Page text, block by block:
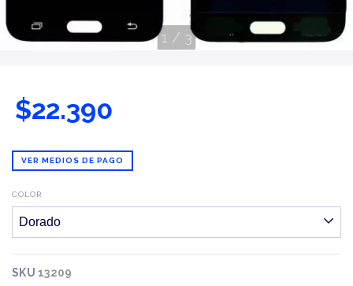
1 / 3
$22.390
VER MEDIOS DE PAGO
COLOR
SKU13209